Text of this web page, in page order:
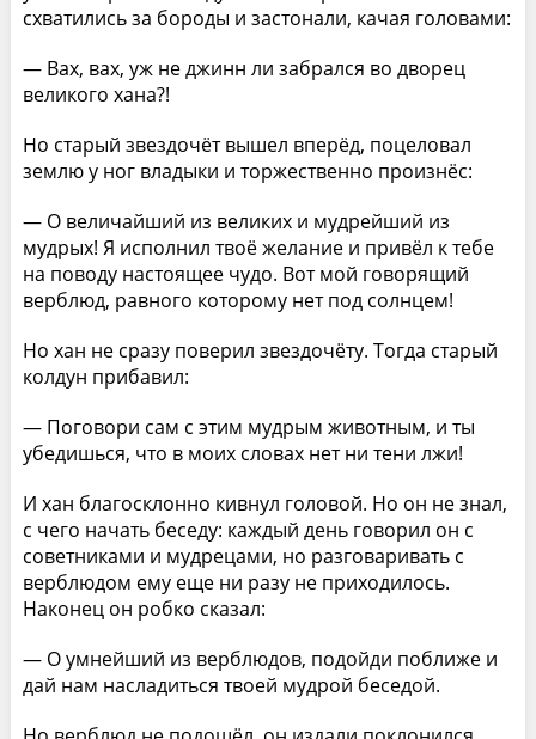
схватились за бороды и застонали, качая головами:
— Вах, вах, уж не джинн ли забрался во дворец
великого хана?!
Но старый звездочёт вышел вперёд, поцеловал
землю у ног владыки и торжественно произнёс:
— О величайший из великих и мудрейший из
мудрых! Я исполнил твоё желание и привёл к тебе
на поводу настоящее чудо. Вот мой говорящий
верблюд, равного которому нет под солнцем!
Но хан не сразу поверил звездочёту. Тогда старый
колдун прибавил:
— Поговори сам с этим мудрым животным, и ты
убедишься, что в моих словах нет ни тени лжи!
И хан благосклонно кивнул головой. Но он не знал,
с чего начать беседу: каждый день говорил он с
советниками и мудрецами, но разговаривать с
верблюдом ему еще ни разу не приходилось.
Наконец он робко сказал:
— О умнейший из верблюдов, подойди поближе и
дай нам насладиться твоей мудрой беседой.